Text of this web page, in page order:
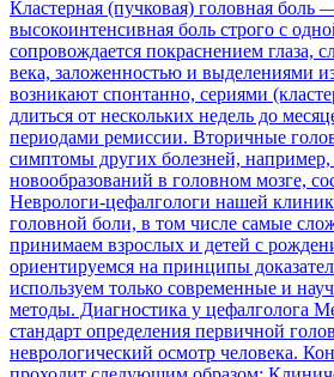
Кластерная (пучковая) головная боль
высокоинтенсивная боль строго с
сопровождается покраснением глаза,
века, заложенностью и выделениями
возникают спонтанно, сериями
длиться от нескольких недель до
периодами ремиссии. Вторичные
симптомы других болезней,
новообразований в головном мозге,
Неврологи-цефалгологи нашей
головной боли, в том числе самые
принимаем взрослых и детей с
ориентируемся на принципы
используем только современные и
методы. Диагностика у цефалголога
стандарт определения первичной
неврологический осмотр человека.